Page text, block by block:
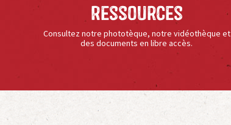
Ressources
Consultez notre phototèque, notre vidéothèque et
des documents en libre accès.